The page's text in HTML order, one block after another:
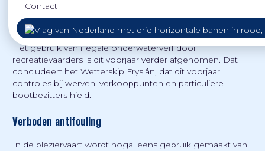
Contact
Het gebruik van illegale onderwaterverf door
recreatievaarders is dit voorjaar verder afgenomen. Dat
concludeert het Wetterskip Fryslân, dat dit voorjaar
controles bij werven, verkooppunten en particuliere
bootbezitters hield.
Verboden antifouling
In de pleziervaart wordt nogal eens gebruik gemaakt van